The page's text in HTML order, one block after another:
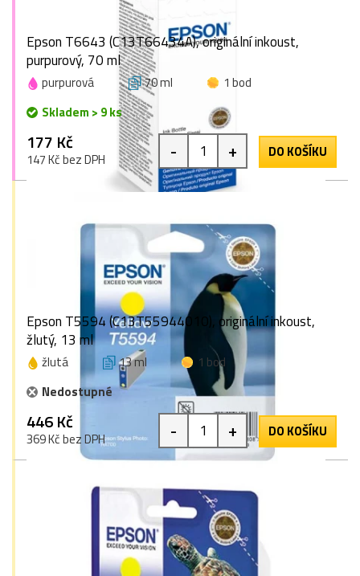
Epson T6643 (C13T66434A), originální inkoust,
purpurový, 70 ml
purpurová 70 ml
1 bod
Skladem > 9 ks
177 Kč
147 Kč bez DPH - + DO KOŠÍKU
Epson T5594 (C13T55944010), originální inkoust,
žlutý, 13 ml
žlutá 13 ml
1 bod
Nedostupné
446 Kč
369 Kč bez DPH - + DO KOŠÍKU